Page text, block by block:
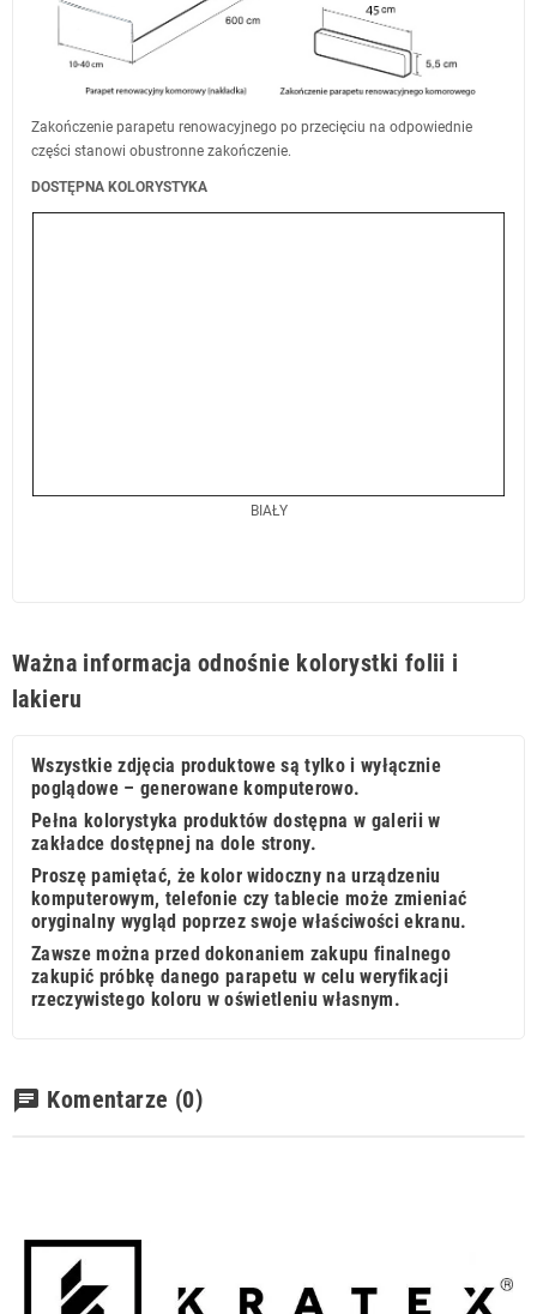
Zakończenie parapetu renowacyjnego po przecięciu na odpowiednie
części stanowi obustronne zakończenie.
DOSTĘPNA KOLORYSTYKA
BIAŁY
Ważna informacja odnośnie kolorystki folii i
lakieru
Wszystkie zdjęcia produktowe są tylko i wyłącznie
poglądowe – generowane komputerowo.
Pełna kolorystyka produktów dostępna w galerii w
zakładce dostępnej na dole strony.
Proszę pamiętać, że kolor widoczny na urządzeniu
komputerowym, telefonie czy tablecie może zmieniać
oryginalny wygląd poprzez swoje właściwości ekranu.
Zawsze można przed dokonaniem zakupu finalnego
zakupić próbkę danego parapetu w celu weryfikacji
rzeczywistego koloru w oświetleniu własnym.
chat Komentarze (0)